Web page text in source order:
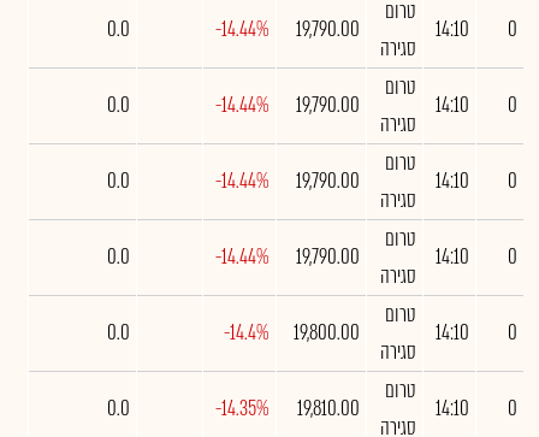
0
14:10
טרום
סגירה
19,790.00
-14.44%
0.0
0
14:10
טרום
סגירה
19,790.00
-14.44%
0.0
0
14:10
טרום
סגירה
19,790.00
-14.44%
0.0
0
14:10
טרום
סגירה
19,790.00
-14.44%
0.0
0
14:10
טרום
סגירה
19,800.00
-14.4%
0.0
0
14:10
טרום
סגירה
19,810.00
-14.35%
0.0